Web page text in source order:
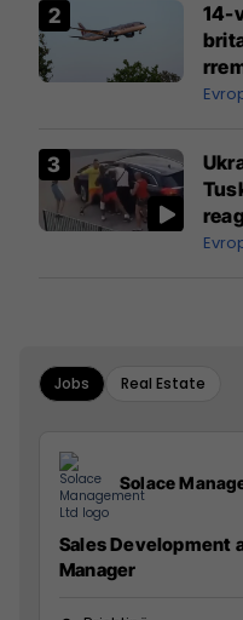
14-
Jobs Real Estate
Solace
Sales Development
Manager